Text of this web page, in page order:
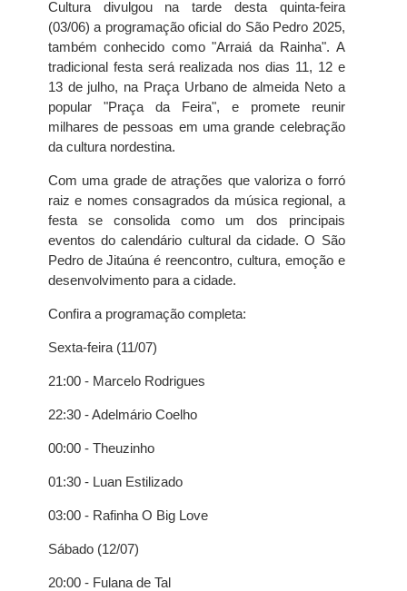
Cultura divulgou na tarde desta quinta-feira
(03/06) a programação oficial do São Pedro 2025,
também conhecido como "Arraiá da Rainha". A
tradicional festa será realizada nos dias 11, 12 e
13 de julho, na Praça Urbano de almeida Neto a
popular "Praça da Feira", e promete reunir
milhares de pessoas em uma grande celebração
da cultura nordestina.
Com uma grade de atrações que valoriza o forró
raiz e nomes consagrados da música regional, a
festa se consolida como um dos principais
eventos do calendário cultural da cidade. O São
Pedro de Jitaúna é reencontro, cultura, emoção e
desenvolvimento para a cidade.
Confira a programação completa:
Sexta-feira (11/07)
21:00 - Marcelo Rodrigues
22:30 - Adelmário Coelho
00:00 - Theuzinho
01:30 - Luan Estilizado
03:00 - Rafinha O Big Love
Sábado (12/07)
20:00 - Fulana de Tal